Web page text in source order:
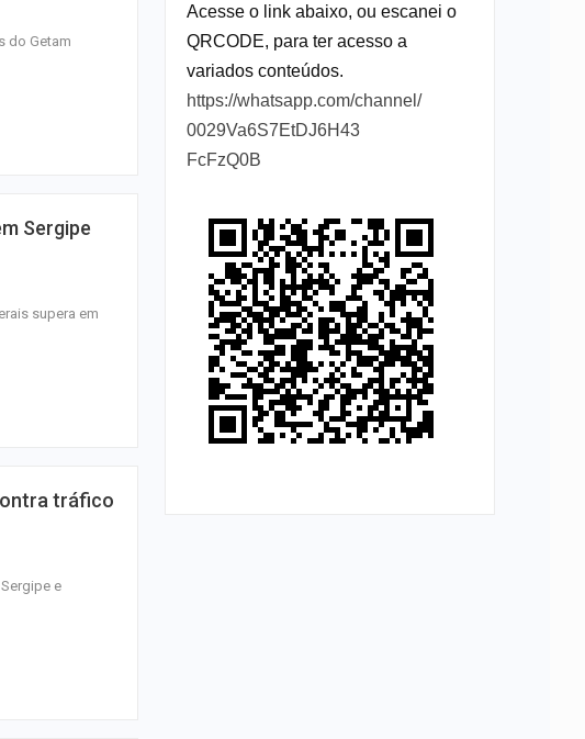
do Getam
Sergipe
supera em
tráfico
e
Acesse o link abaixo, ou escanei o
QRCODE, para ter acesso a
variados conteúdos.
https://whatsapp.com/channel/
0029Va6S7EtDJ6H43
FcFzQ0B